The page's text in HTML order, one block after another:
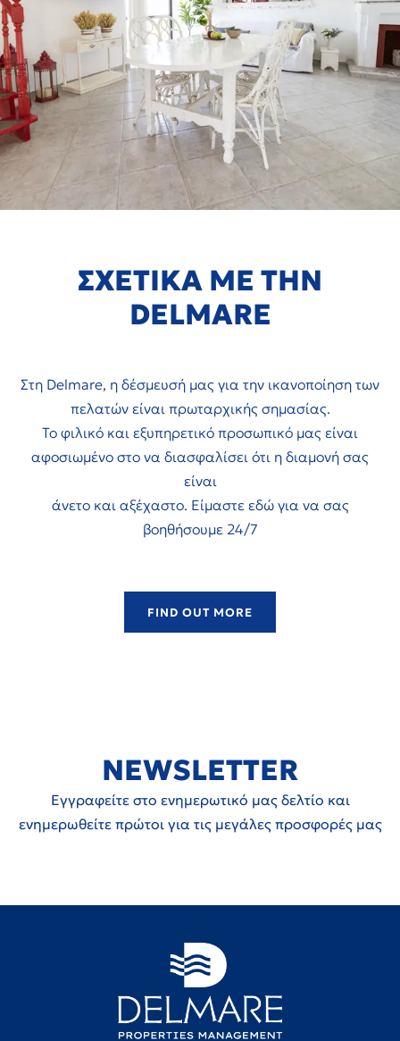
ΣΧΕΤΙΚΑ ΜΕ ΤΗΝ
DELMARE
πελατών είναι πρωταρχικής σημασίας.
Το φιλικό και εξυπηρετικό προσωπικό μας είναι
αφοσιωμένο στο να διασφαλίσει ότι η διαμονή σας
είναι
άνετο και αξέχαστο. Είμαστε εδώ για να σας
βοηθήσουμε 24/7
NEWSLETTER
ενημερωθείτε πρώτοι για τις μεγάλες προσφορές μας